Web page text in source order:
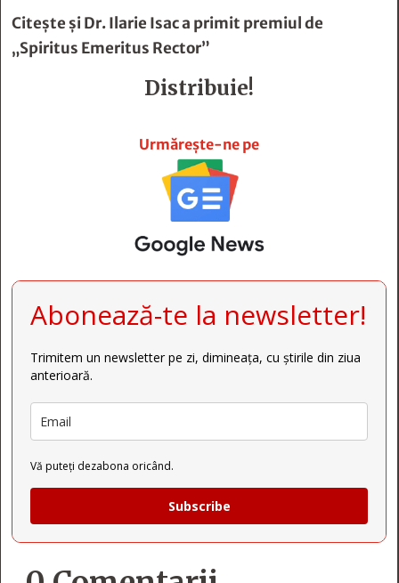
Citește șiDr. Ilarie Isac a primit premiul de
„Spiritus Emeritus Rector”
Distribuie!
Urmărește-ne pe
Abonează-te la newsletter!
Trimitem un newsletter pe zi, dimineața, cu știrile din ziua
anterioară.
Vă puteți dezabona oricând.
Subscribe